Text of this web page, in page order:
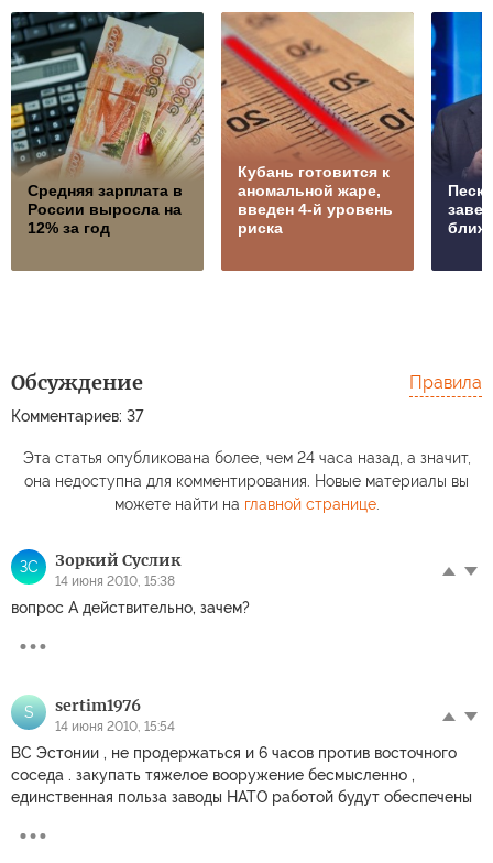
Средняя зарплата в
России выросла на
12% за год
Кубань готовится к
аномальной жаре,
введен 4-й уровень
риска
Обсуждение
Комментариев: 37
Правила
Эта статья опубликована более, чем 24 часа назад, а значит,
она недоступна для комментирования. Новые материалы вы
можете найти на главной странице.
ЗС Зоркий Суслик
14 июня 2010, 15:38
вопрос А дeйствитeльно, зaчeм?
S sertim1976
14 июня 2010, 15:54
ВС Эстонии , не продержаться и 6 часов против восточного
соседа . закупать тяжелое вооружение бесмысленно ,
единственная польза заводы НАТО работой будут обеспечены